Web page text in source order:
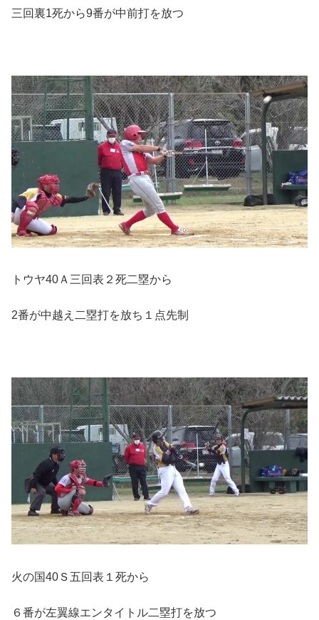
三回裏1死から9番が中前打を放つ
トウヤ40Ａ三回表２死二塁から
2番が中越え二塁打を放ち１点先制
火の国40Ｓ五回表１死から
６番が左翼線エンタイトル二塁打を放つ